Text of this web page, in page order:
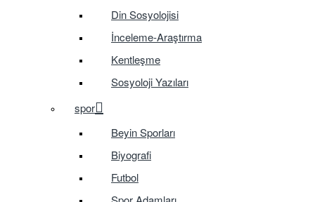
Din Sosyolojisi
İnceleme-Araştırma
Kentleşme
Sosyoloji Yazıları
spor
Beyin Sporları
Biyografi
Futbol